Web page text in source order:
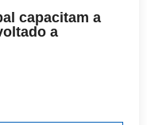
capacitam a
a